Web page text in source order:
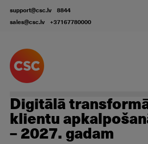
support@csc.lv
8844
sales@csc.lv
+37167780000
Digitālā
klientu
– 2027. gadam